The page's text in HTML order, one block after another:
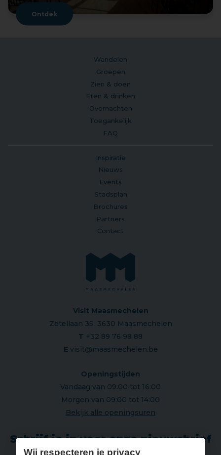
Ontdek
Wandelen
Groepen
Zien & doen
Eten & drinken
Overnachten
Toegankelijk
FAQ
Inspiratie
Nieuws
Events
Stadsplan
Brochures
Partners
Contact
Visit Maasmechelen
Zetellaan 35 3630 Maasmechelen
T +32 89 76 98 88
E visit@maasmechelen.be
Openingstijden
Vandaag van 09:00 tot 16:00
Morgen van 09:00 tot 14:00
Bekijk alle openingsuren
Schrijf je in voor onze nieuwsbrief
Wij respecteren je privacy